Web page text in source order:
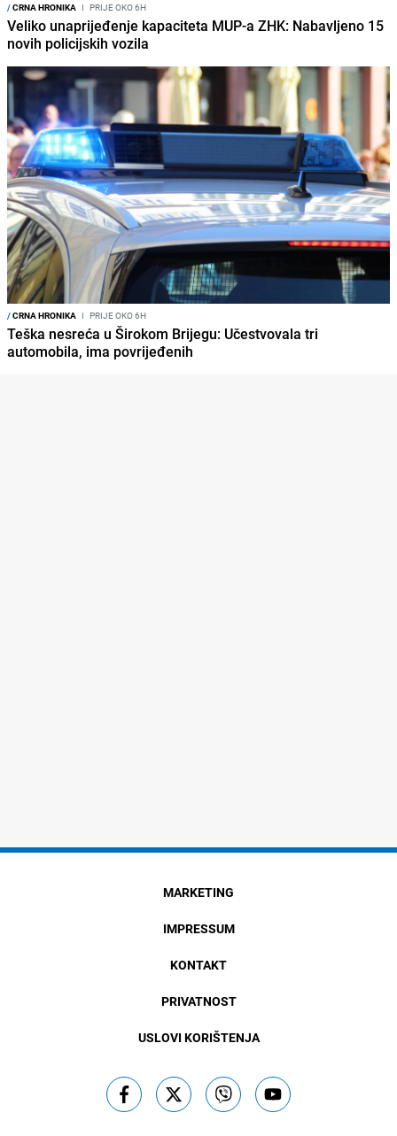
/CRNA HRONIKA I PRIJE OKO 6H
Veliko unaprijeđenje kapaciteta MUP-a ZHK: Nabavljeno 15
novih policijskih vozila
/CRNA HRONIKA I PRIJE OKO 6H
Teška nesreća u Širokom Brijegu: Učestvovala tri
automobila, ima povrijeđenih
MARKETING
IMPRESSUM
KONTAKT
PRIVATNOST
USLOVI KORIŠTENJA